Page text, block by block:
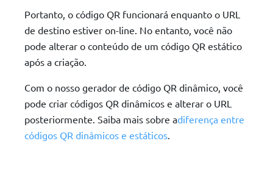
Portanto, o código QR funcionará enquanto o URL
de destino estiver on-line. No entanto, você não
pode alterar o conteúdo de um código QR estático
após a criação.
Com o nosso gerador de código QR dinâmico, você
pode criar códigos QR dinâmicos e alterar o URL
posteriormente. Saiba mais sobre adiferença entre
códigos QR dinâmicos e estáticos.